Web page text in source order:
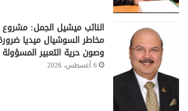
النائب ميشيل الجمل:
مخاطر السوشيال ميديا
وصون حرية التعبير المسؤولة
6 أغسطس، 2026